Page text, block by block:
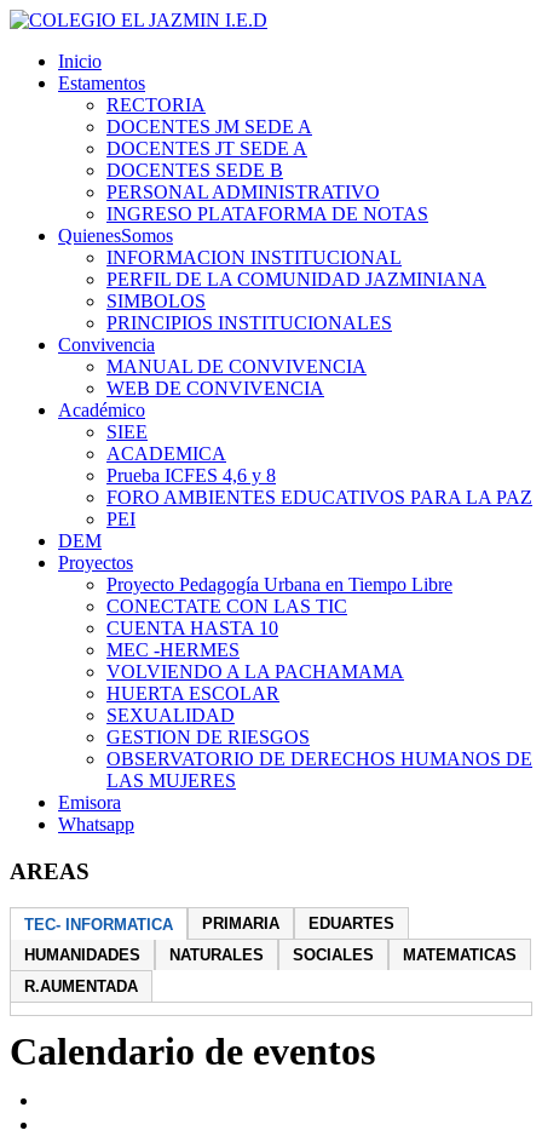
Inicio
Estamentos
RECTORIA
DOCENTES JM SEDE A
DOCENTES JT SEDE A
DOCENTES SEDE B
PERSONAL ADMINISTRATIVO
INGRESO PLATAFORMA DE NOTAS
QuienesSomos
INFORMACION INSTITUCIONAL
PERFIL DE LA COMUNIDAD JAZMINIANA
SIMBOLOS
PRINCIPIOS INSTITUCIONALES
Convivencia
MANUAL DE CONVIVENCIA
WEB DE CONVIVENCIA
Académico
SIEE
ACADEMICA
Prueba ICFES 4,6 y 8
FORO AMBIENTES EDUCATIVOS PARA LA PAZ
PEI
DEM
Proyectos
Proyecto Pedagogía Urbana en Tiempo Libre
CONECTATE CON LAS TIC
CUENTA HASTA 10
MEC -HERMES
VOLVIENDO A LA PACHAMAMA
HUERTA ESCOLAR
SEXUALIDAD
GESTION DE RIESGOS
OBSERVATORIO DE DERECHOS HUMANOS DE
LAS MUJERES
Emisora
Whatsapp
AREAS
TEC- INFORMATICA PRIMARIA
EDUARTES
HUMANIDADES
NATURALES SOCIALES
MATEMATICAS
R.AUMENTADA
Calendario de eventos